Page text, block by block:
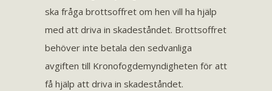
ska fråga brottsoffret om hen vill ha hjälp
med att driva in skadeståndet. Brottsoffret
behöver inte betala den sedvanliga
avgiften till Kronofogdemyndigheten för att
få hjälp att driva in skadeståndet.